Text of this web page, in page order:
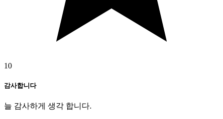
10
감사합니다
늘 감사하게 생각 합니다.